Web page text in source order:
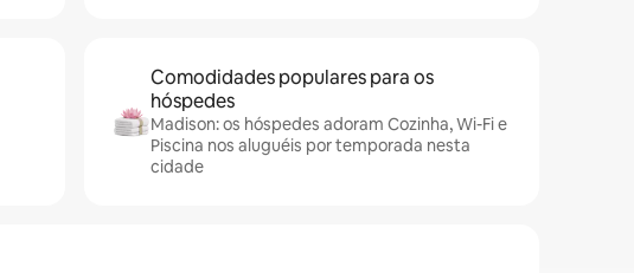
Comodidades populares para os
hóspedes
Madison: os hóspedes adoram Cozinha, Wi-Fi e
Piscina nos aluguéis por temporada nesta
cidade